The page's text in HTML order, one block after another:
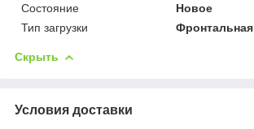
Состояние
Новое
Тип загрузки
Фронтальная
Скрыть
Условия доставки